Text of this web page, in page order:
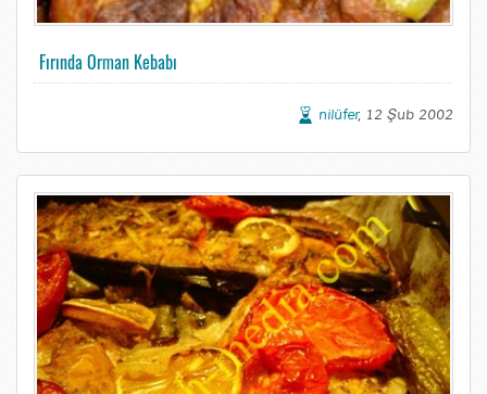
Fırında Orman Kebabı
nilüfer, 12 Şub 2002